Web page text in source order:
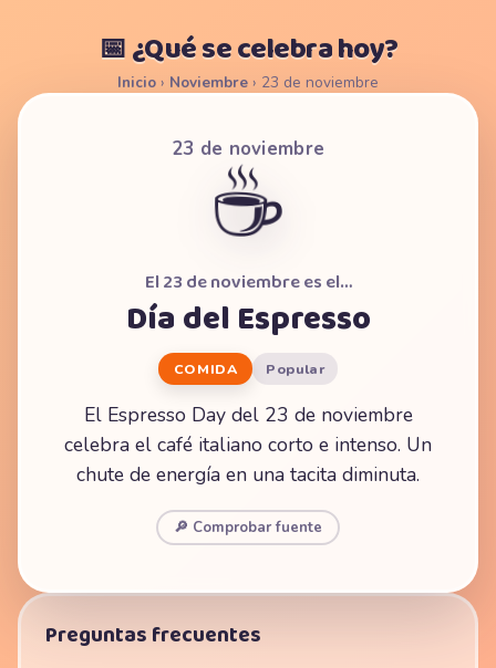
📅 ¿Qué se celebra hoy?
Inicio › Noviembre › 23 de noviembre
23 de noviembre
☕
El 23 de noviembre es el…
Día del Espresso
COMIDA Popular
El Espresso Day del 23 de noviembre
celebra el café italiano corto e intenso. Un
chute de energía en una tacita diminuta.
🔎 Comprobar fuente
Preguntas frecuentes